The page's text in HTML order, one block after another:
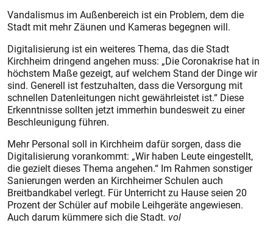
Vandalismus im Außenbereich ist ein Problem, dem die
Stadt mit mehr Zäunen und Kameras begegnen will.
Digitalisierung ist ein weiteres Thema, das die Stadt
Kirchheim dringend angehen muss: „Die Coronakrise hat in
höchstem Maße gezeigt, auf welchem Stand der Dinge wir
sind. Generell ist festzuhalten, dass die Versorgung mit
schnellen Datenleitungen nicht gewährleistet ist.“ Diese
Erkenntnisse sollten jetzt immerhin bundesweit zu einer
Beschleunigung führen.
Mehr Personal soll in Kirchheim dafür sorgen, dass die
Digitalisierung vorankommt: „Wir haben Leute eingestellt,
die gezielt dieses Thema angehen.“ Im Rahmen sonstiger
Sanierungen werden an Kirchheimer Schulen auch
Breitbandkabel verlegt. Für Unterricht zu Hause seien 20
Prozent der Schüler auf mobile Leihgeräte angewiesen.
Auch darum kümmere sich die Stadt. vol